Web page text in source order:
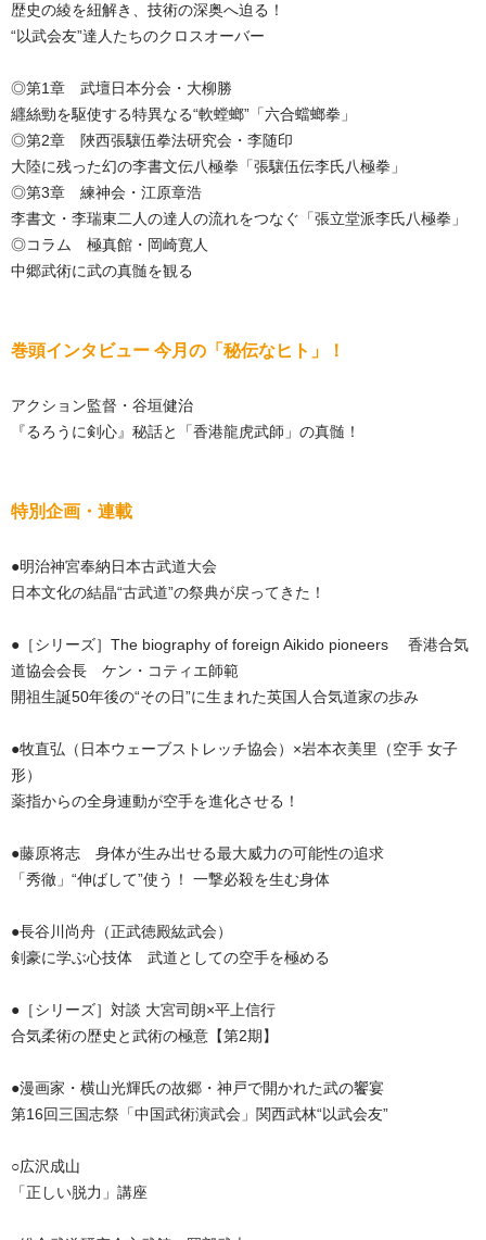
歴史の綾を紐解き、技術の深奥へ迫る！
“以武会友”達人たちのクロスオーバー
◎第1章 武壇日本分会・大柳勝
纒絲勁を駆使する特異なる“軟螳螂”「六合蟷螂拳」
◎第2章 陜西張驤伍拳法研究会・李随印
大陸に残った幻の李書文伝八極拳「張驤伍伝李氏八極拳」
◎第3章 練神会・江原章浩
李書文・李瑞東二人の達人の流れをつなぐ「張立堂派李氏八極拳」
◎コラム 極真館・岡崎寛人
中郷武術に武の真髄を観る
巻頭インタビュー 今月の「秘伝なヒト」！
アクション監督・谷垣健治
『るろうに剣心』秘話と「香港龍虎武師」の真髄！
特別企画・連載
●明治神宮奉納日本古武道大会
日本文化の結晶“古武道”の祭典が戻ってきた！
●［シリーズ］The biography of foreign Aikido pioneers 香港合気
道協会会長 ケン・コティエ師範
開祖生誕50年後の“その日”に生まれた英国人合気道家の歩み
●牧直弘（日本ウェーブストレッチ協会）×岩本衣美里（空手 女子
形）
薬指からの全身連動が空手を進化させる！
●藤原将志 身体が生み出せる最大威力の可能性の追求
「秀徹」“伸ばして”使う！ 一撃必殺を生む身体
●長谷川尚舟（正武徳殿紘武会）
剣豪に学ぶ心技体 武道としての空手を極める
●［シリーズ］対談 大宮司朗×平上信行
合気柔術の歴史と武術の極意【第2期】
●漫画家・横山光輝氏の故郷・神戸で開かれた武の饗宴
第16回三国志祭「中国武術演武会」関西武林“以武会友”
○広沢成山
「正しい脱力」講座